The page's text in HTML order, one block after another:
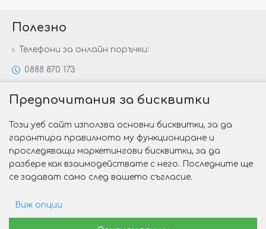
Полезно
Телефони за онлайн поръчки:
0888 870 173
Специални предложения
Защо да изберете Victoria Gold&Silver?
Как да изберем годежен пръстен?
Предпочитания за бисквитки
Този уеб сайт използва основни бисквитки, за да
гарантира правилното му функциониране и
проследяващи маркетингови бисквитки, за да
разбере как взаимодействате с него. Последните ще
се задават само след вашето съгласие.
Виж опции